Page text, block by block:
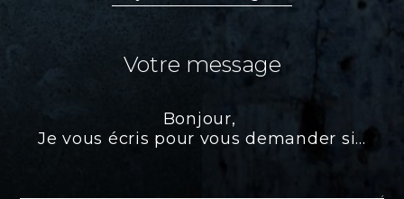
Votre message